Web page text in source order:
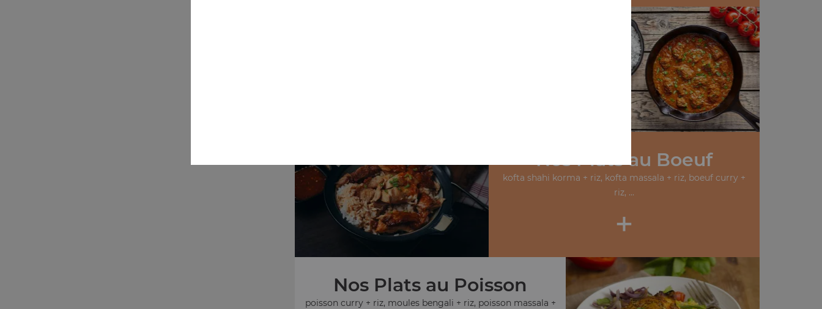
Nos Plats au Boeuf
kofta shahi korma + riz, kofta massala + riz, boeuf curry +
riz, ...
+
Nos Plats au Poisson
poisson curry + riz, moules bengali + riz, poisson massala +